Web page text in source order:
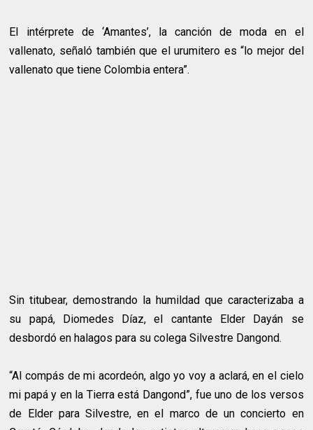
El intérprete de ‘Amantes’, la canción de moda en el
vallenato, señaló también que el urumitero es “lo mejor del
vallenato que tiene Colombia entera”.
Sin titubear, demostrando la humildad que caracterizaba a
su papá, Diomedes Díaz, el cantante Elder Dayán se
desbordó en halagos para su colega Silvestre Dangond.
“Al compás de mi acordeón, algo yo voy a aclará, en el cielo
mi papá y en la Tierra está Dangond”, fue uno de los versos
de Elder para Silvestre, en el marco de un concierto en